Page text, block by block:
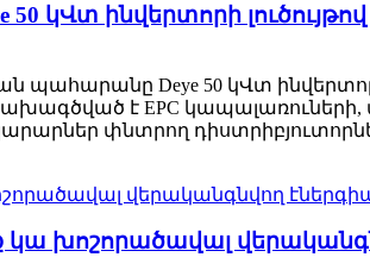
կՎտ ինվերտորի լուծույթով
պահարանը Deye 50 կՎտ
է EPC կապալառուների,
փնտրող
կա խոշորածավալ